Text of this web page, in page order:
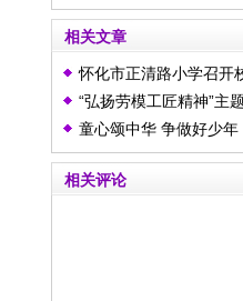
相关文章
怀化市正清路小学召开
“弘扬劳模工匠精神”主
童心颂中华 争做好少年
相关评论